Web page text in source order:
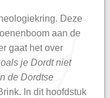
Deze
aan de
gaat het over
je Dordt niet
de Dordtse
In dit hoofdstuk